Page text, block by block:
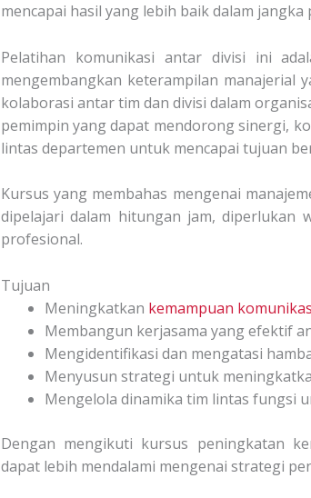
mencapai hasil yang lebih baik dalam jangka
Pelatihan komunikasi antar divisi ini
mengembangkan keterampilan manajerial
kolaborasi antar tim dan divisi dalam
pemimpin yang dapat mendorong sinergi,
lintas departemen untuk mencapai tujuan
Kursus yang membahas mengenai
dipelajari dalam hitungan jam, diperlukan
profesional.
Tujuan
Meningkatkan kemampuan
Membangun kerjasama yang efektif
Mengidentifikasi dan mengatasi
Menyusun strategi untuk
Mengelola dinamika tim lintas fungsi
Dengan mengikuti kursus peningkatan
dapat lebih mendalami mengenai strategi